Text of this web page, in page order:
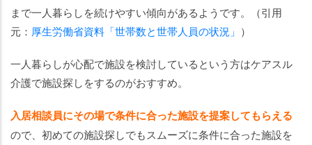
まで一人暮らしを続けやすい傾向があるようです。（引用
元： 厚生労働省資料「世帯数と世帯人員の状況」 ）
一人暮らしが心配で施設を検討しているという方はケアスル
介護で施設探しをするのがおすすめ。
入居相談員にその場で条件に合った施設を提案してもらえる
ので、初めての施設探しでもスムーズに条件に合った施設を